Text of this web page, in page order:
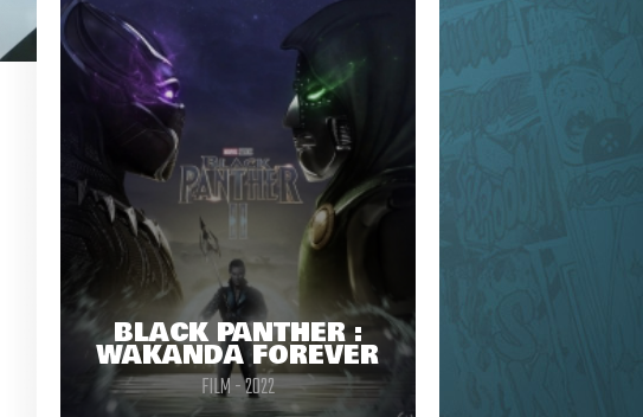
BLACK PANTHER :
WAKANDA FOREVER
FILM - 2022